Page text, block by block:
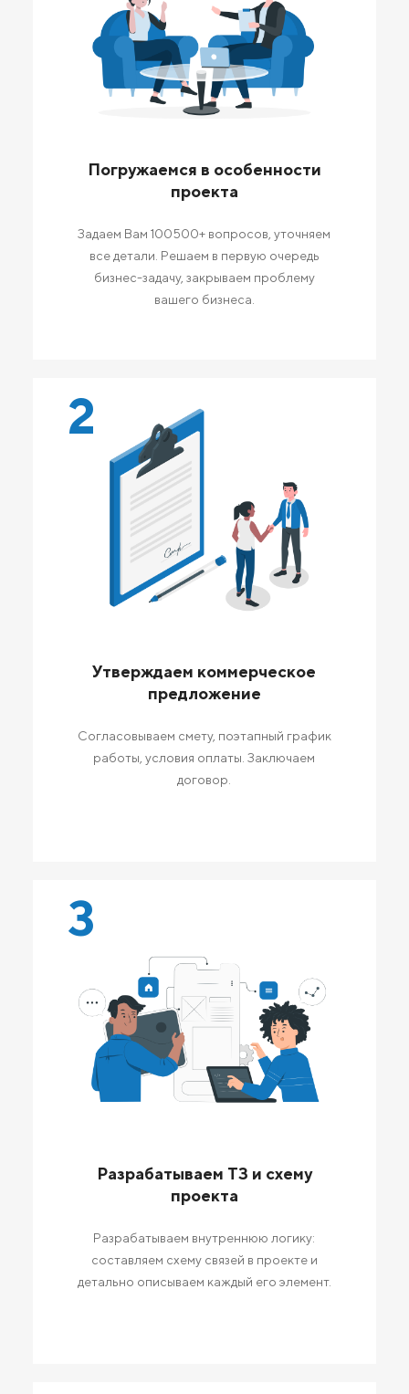
Погружаемся в особенности
проекта
Задаем Вам 100500+ вопросов, уточняем
все детали. Решаем в первую очередь
бизнес-задачу, закрываем проблему
вашего бизнеса.
2
Утверждаем коммерческое
предложение
Согласовываем смету, поэтапный график
работы, условия оплаты. Заключаем
договор.
3
Разрабатываем ТЗ и схему
проекта
Разрабатываем внутреннюю логику:
составляем схему связей в проекте и
детально описываем каждый его элемент.